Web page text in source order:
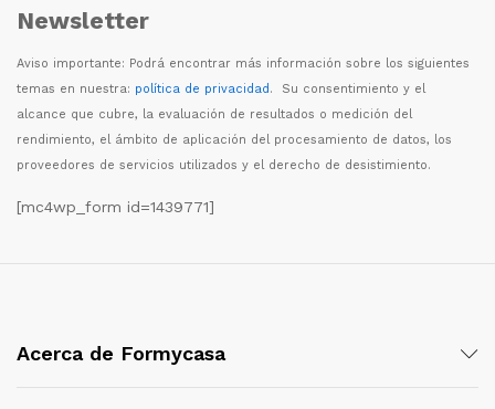
Newsletter
Aviso importante: Podrá encontrar más información sobre los siguientes
temas en nuestra: política de privacidad. Su consentimiento y el
alcance que cubre, la evaluación de resultados o medición del
rendimiento, el ámbito de aplicación del procesamiento de datos, los
proveedores de servicios utilizados y el derecho de desistimiento.
[mc4wp_form id=1439771]
Acerca de Formycasa